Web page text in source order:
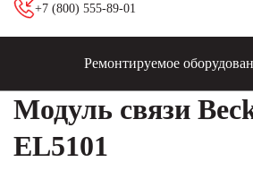
+7 (800) 555-89-01
Ремонтируемое
Модуль связи
EL5101